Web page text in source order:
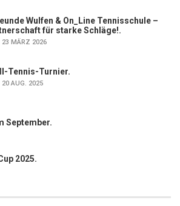
Wulfen & On_Line Tennisschule –
für starke Schläge!.
23 MÄRZ 2026
Tennis-Turnier.
20 AUG. 2025
September.
2025.